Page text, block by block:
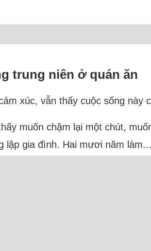
trung niên ở quán ăn
xúc, vẫn thấy cuộc sống này
muốn chậm lại một chút,
lập gia đình. Hai mươi năm làm...